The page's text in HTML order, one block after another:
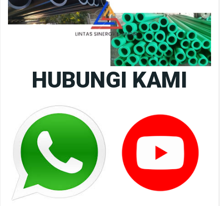
HUBUNGI KAMI